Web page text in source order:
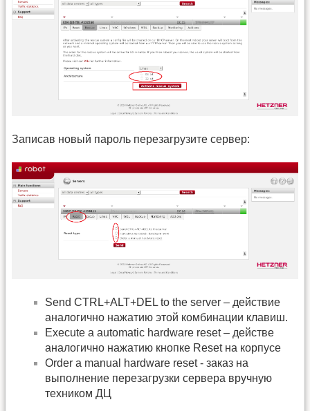
Записав новый пароль перезагрузите сервер:
Send CTRL+ALT+DEL to the server – действие
аналогично нажатию этой комбинации клавиш.
Execute a automatic hardware reset – действе
аналогично нажатию кнопке Reset на корпусе
Order a manual hardware reset - заказ на
выполнение перезагрузки сервера вручную
техником ДЦ